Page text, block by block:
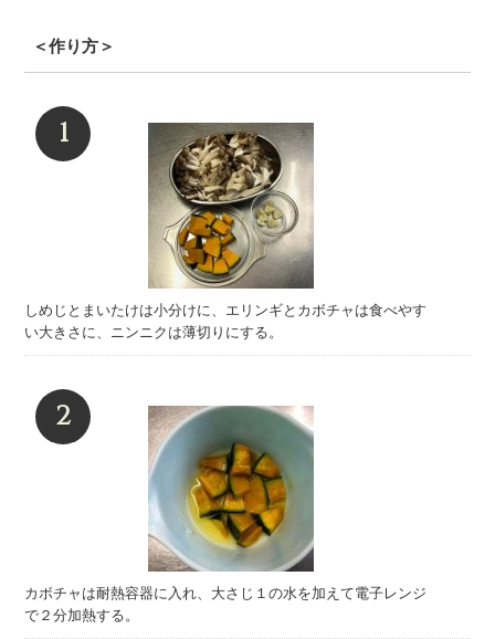
＜作り方＞
しめじとまいたけは小分けに、エリンギとカボチャは食べやす
い大きさに、ニンニクは薄切りにする。
カボチャは耐熱容器に入れ、大さじ１の水を加えて電子レンジ
で２分加熱する。